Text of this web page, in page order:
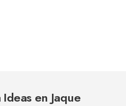
en Jaque